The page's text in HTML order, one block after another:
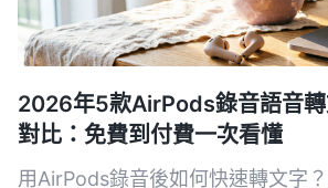
2026年5款AirPods錄音語音
對比：免費到付費一次看懂
用AirPods錄音後如何快速轉文字